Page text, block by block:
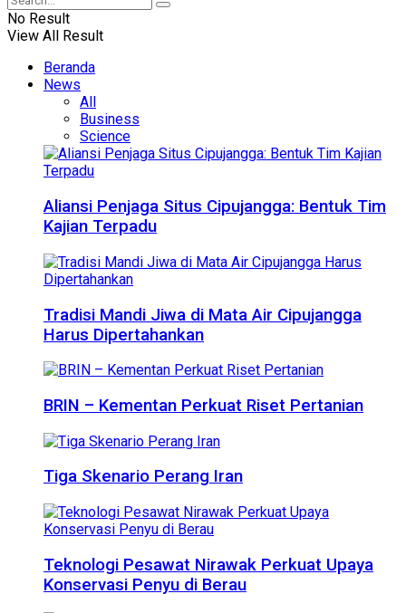
No Result
View All Result
Beranda
News
All
Business
Science
Aliansi Penjaga Situs Cipujangga: Bentuk Tim
Kajian Terpadu
Tradisi Mandi Jiwa di Mata Air Cipujangga
Harus Dipertahankan
BRIN – Kementan Perkuat Riset Pertanian
Tiga Skenario Perang Iran
Teknologi Pesawat Nirawak Perkuat Upaya
Konservasi Penyu di Berau